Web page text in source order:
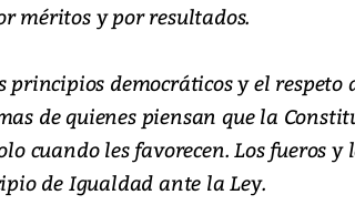
méritos y por resultados.
democráticos y el respeto
de quienes piensan que la
cuando les favorecen. Los fueros y
de Igualdad ante la Ley.